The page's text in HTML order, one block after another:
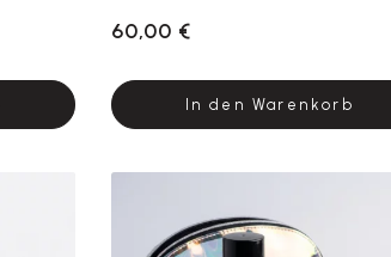
60,00 €
In den Warenkorb